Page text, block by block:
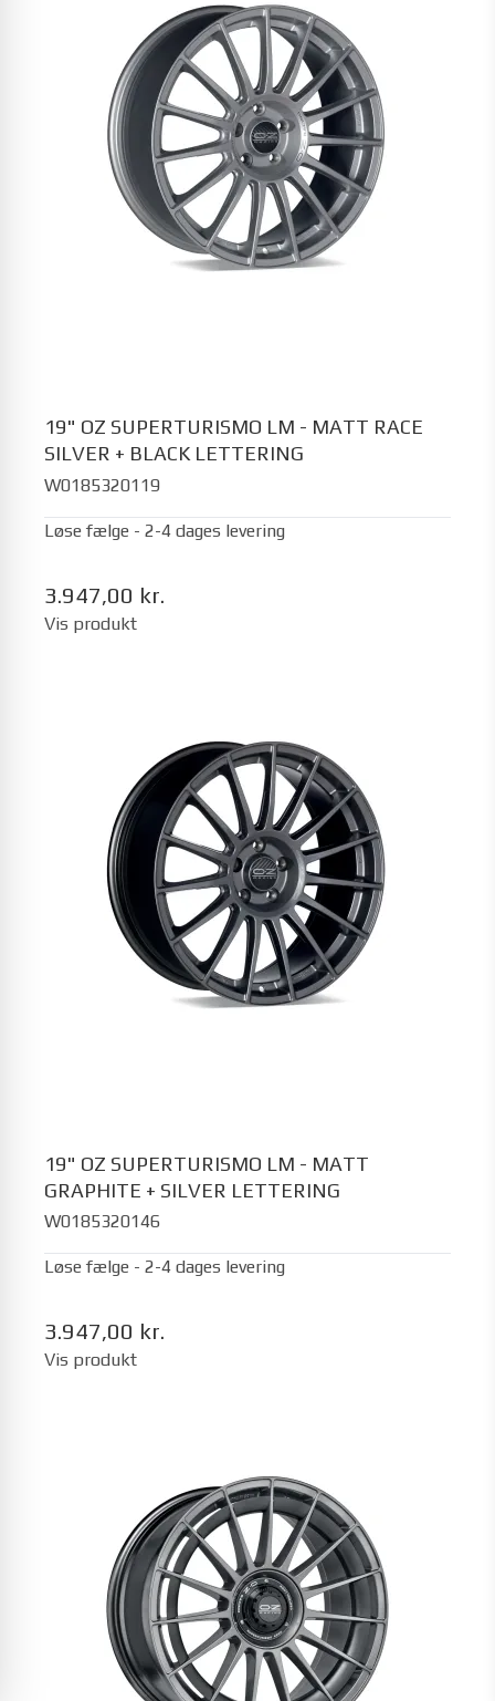
19" OZ SUPERTURISMO LM - MATT RACE
SILVER + BLACK LETTERING
W0185320119
Løse fælge - 2-4 dages levering
3.947,00 kr.
Vis produkt
19" OZ SUPERTURISMO LM - MATT
GRAPHITE + SILVER LETTERING
W0185320146
Løse fælge - 2-4 dages levering
3.947,00 kr.
Vis produkt